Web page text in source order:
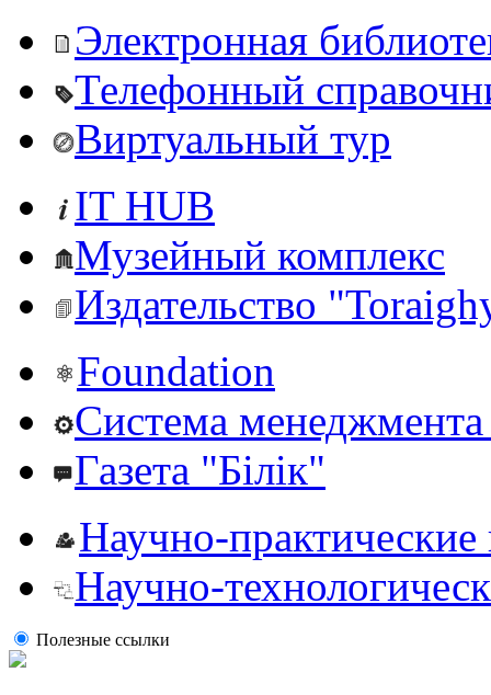
Электронная
Телефонный
Виртуальный тур
IT HUB
Музейный комплекс
Издательство
Foundation
Система менеджмента
Газета "Білік"
Научно-
Научно-
Полезные ссылки